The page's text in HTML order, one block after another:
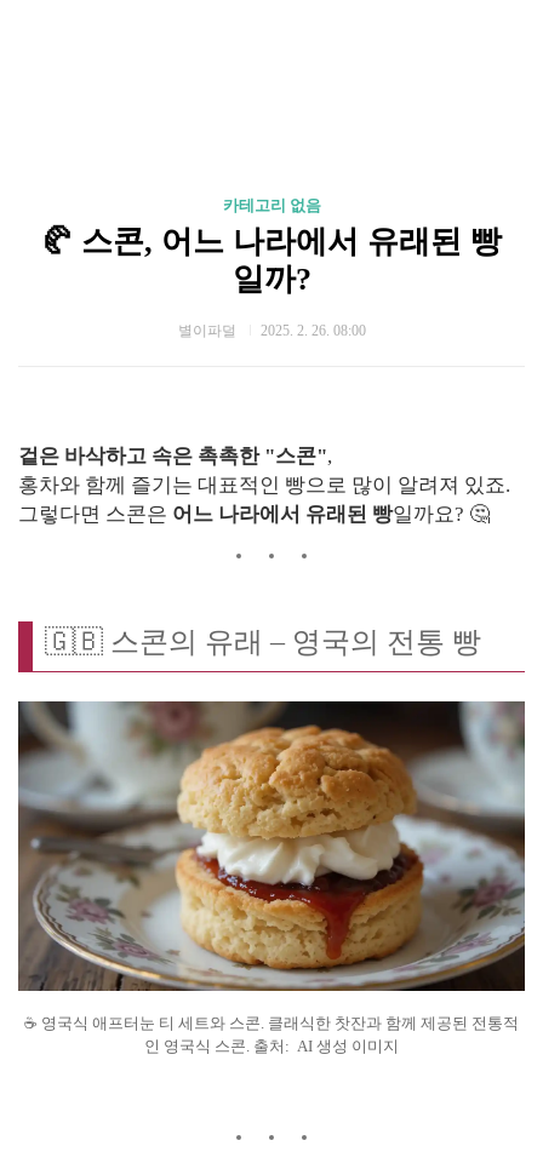
카테고리 없음
🥐 스콘, 어느 나라에서 유래된 빵
일까?
별이파덜 2025. 2. 26. 08:00
겉은 바삭하고 속은 촉촉한 "스콘",
홍차와 함께 즐기는 대표적인 빵으로 많이 알려져 있죠.
그렇다면 스콘은 어느 나라에서 유래된 빵일까요? 🤔
🇬🇧 스콘의 유래 – 영국의 전통 빵
☕ 영국식 애프터눈 티 세트와 스콘. 클래식한 찻잔과 함께 제공된 전통적
인 영국식 스콘. 출처: AI 생성 이미지